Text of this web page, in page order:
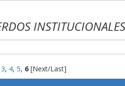
INSTITUCIONALES
3, 4, 5, 6[Next/Last]